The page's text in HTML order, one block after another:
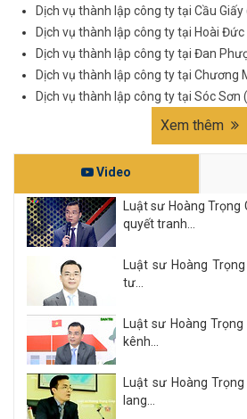
Dịch vụ thành lập công ty tại Cầu Giấy
Dịch vụ thành lập công ty tại Hoài Đức
Dịch vụ thành lập công ty tại Đan
Dịch vụ thành lập công ty tại Chương
Dịch vụ thành lập công ty tại Sóc Sơn
Xem thêm
Video
Luật sư Hoàng
quyết tranh...
Luật sư Hoàng
tư...
Luật sư Hoàng
kênh...
Luật sư Hoàng
lang...